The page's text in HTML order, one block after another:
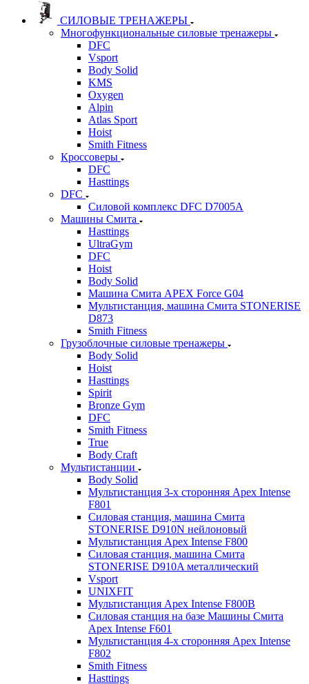
СИЛОВЫЕ ТРЕНАЖЕРЫ
Многофункциональные силовые тренажеры
DFC
Vsport
Body Solid
KMS
Oxygen
Alpin
Atlas Sport
Hoist
Smith Fitness
Кроссоверы
DFC
Hasttings
DFC
Силовой комплекс DFC D7005A
Машины Смита
Hasttings
UltraGym
DFC
Hoist
Body Solid
Машина Смита APEX Force G04
Мультистанция, машина Смита STONERISE
D873
Smith Fitness
Грузоблочные силовые тренажеры
Body Solid
Hoist
Hasttings
Spirit
Bronze Gym
DFC
Smith Fitness
True
Body Craft
Мультистанции
Body Solid
Мультистанция 3-х сторонняя Apex Intense
F801
Силовая станция, машина Смита
STONERISE D910N нейлоновый
Мультистанция Apex Intense F800
Силовая станция, машина Смита
STONERISE D910A металлический
Vsport
UNIXFIT
Мультистанция Apex Intense F800B
Силовая станция на базе Машины Смита
Apex Intense F601
Мультистанция 4-х сторонняя Apex Intense
F802
Smith Fitness
Hasttings